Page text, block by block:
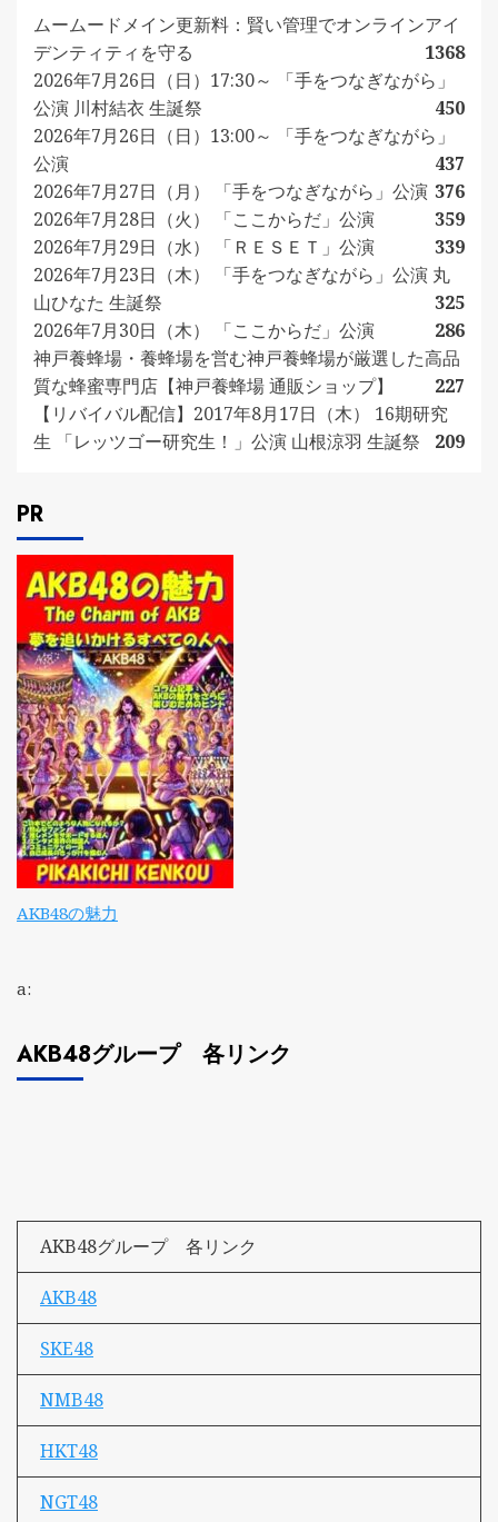
ムームードメイン更新料：賢い管理でオンラインアイ
デンティティを守る
1368
2026年7月26日（日）17:30～ 「手をつなぎながら」
公演 川村結衣 生誕祭
450
2026年7月26日（日）13:00～ 「手をつなぎながら」
公演
437
2026年7月27日（月） 「手をつなぎながら」公演 376
2026年7月28日（火） 「ここからだ」公演
359
2026年7月29日（水） 「ＲＥＳＥＴ」公演
339
2026年7月23日（木） 「手をつなぎながら」公演 丸
山ひなた 生誕祭
325
2026年7月30日（木） 「ここからだ」公演
286
神戸養蜂場・養蜂場を営む神戸養蜂場が厳選した高品
質な蜂蜜専門店【神戸養蜂場 通販ショップ】
227
【リバイバル配信】2017年8月17日（木） 16期研究
生 「レッツゴー研究生！」公演 山根涼羽 生誕祭
209
PR
AKB48の魅力
a:
AKB48グループ 各リンク
AKB48グループ 各リンク
AKB48
SKE48
NMB48
HKT48
NGT48